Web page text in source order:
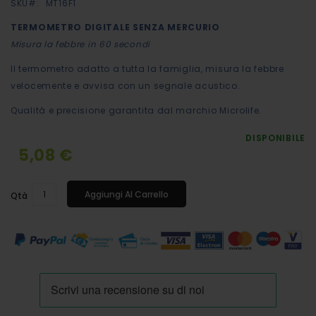
SKU
MT16F1
TERMOMETRO DIGITALE SENZA MERCURIO
Misura la febbre in 60 secondi
Il termometro adatto a tutta la famiglia, misura la febbre
velocemente e avvisa con un segnale acustico.
Qualità e precisione garantita dal marchio Microlife.
DISPONIBILE
5,08 €
Qtà Aggiungi Al Carrello